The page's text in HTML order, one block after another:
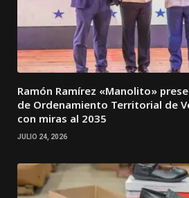
Ramón Ramírez «Manolito»
de Ordenamiento Territorial de
con miras al 2035
JULIO 24, 2026